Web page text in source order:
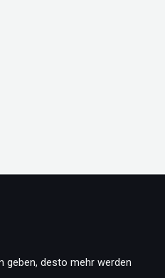
geben, desto mehr werden